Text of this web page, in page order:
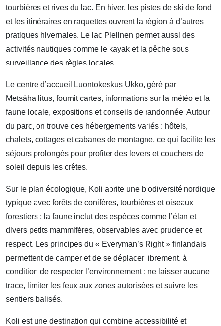
tourbières et rives du lac. En hiver, les pistes de ski de fond
et les itinéraires en raquettes ouvrent la région à d’autres
pratiques hivernales. Le lac Pielinen permet aussi des
activités nautiques comme le kayak et la pêche sous
surveillance des règles locales.
Le centre d’accueil Luontokeskus Ukko, géré par
Metsähallitus, fournit cartes, informations sur la météo et la
faune locale, expositions et conseils de randonnée. Autour
du parc, on trouve des hébergements variés : hôtels,
chalets, cottages et cabanes de montagne, ce qui facilite les
séjours prolongés pour profiter des levers et couchers de
soleil depuis les crêtes.
Sur le plan écologique, Koli abrite une biodiversité nordique
typique avec forêts de conifères, tourbières et oiseaux
forestiers ; la faune inclut des espèces comme l’élan et
divers petits mammifères, observables avec prudence et
respect. Les principes du « Everyman’s Right » finlandais
permettent de camper et de se déplacer librement, à
condition de respecter l’environnement : ne laisser aucune
trace, limiter les feux aux zones autorisées et suivre les
sentiers balisés.
Koli est une destination qui combine accessibilité et